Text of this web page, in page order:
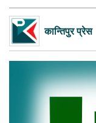
कान्तिपुर प्रेस